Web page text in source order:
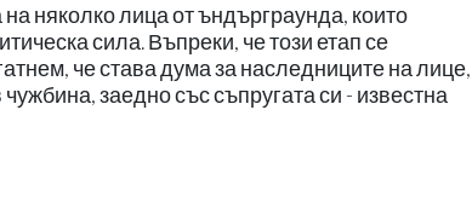
няколко лица от ъндърграунда, които
сила. Въпреки, че този етап се
че става дума за наследниците на лице,
заедно със съпругата си - известна